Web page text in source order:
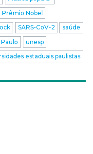
Prêmio Nobel
SARS-CoV-2
saúde
Paulo
unesp
estaduais paulistas